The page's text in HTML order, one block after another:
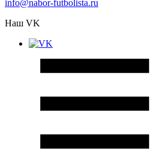
info@nabor-futbolista.ru
Наш VK